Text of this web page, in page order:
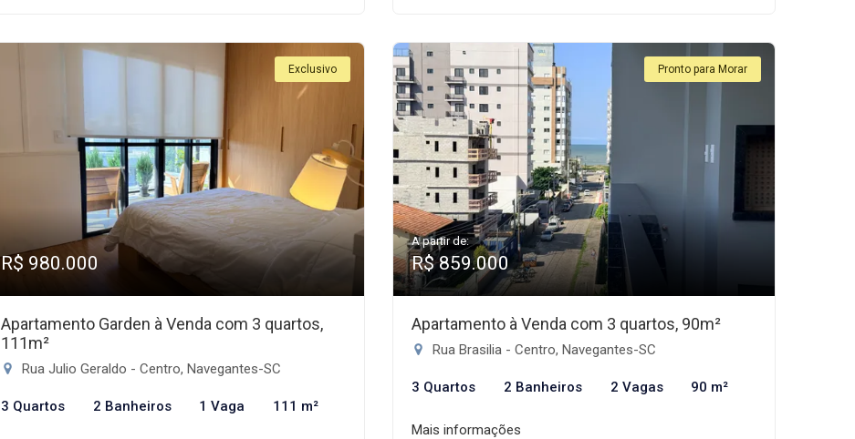
Exclusivo
R$ 980.000
Apartamento Garden à Venda com 3 quartos,
111m²
Rua Julio Geraldo - Centro, Navegantes-SC
3 Quartos 2 Banheiros 1 Vaga 111 m²
Pronto para Morar
A partir de:
R$ 859.000
Apartamento à Venda com 3 quartos, 90m²
Rua Brasilia - Centro, Navegantes-SC
3 Quartos 2 Banheiros 2 Vagas 90 m²
Mais informações